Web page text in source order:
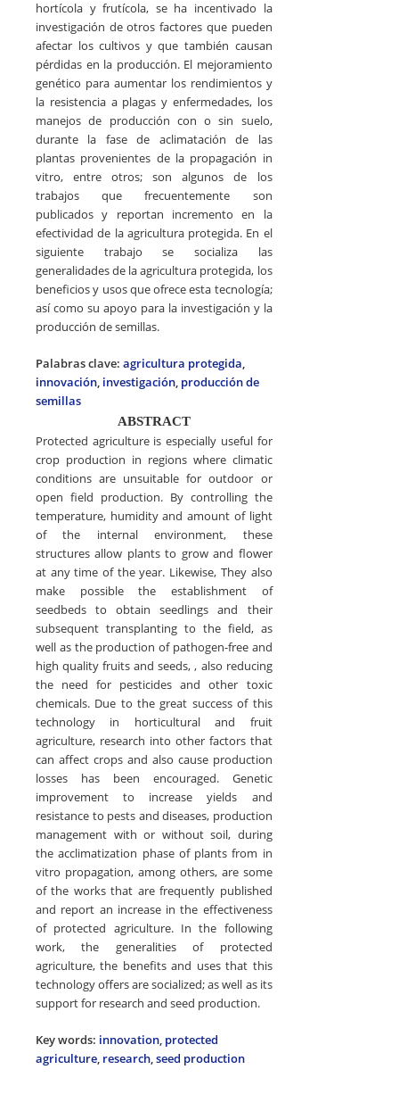
hortícola y frutícola, se ha incentivado la
investigación de otros factores que pueden
afectar los cultivos y que también causan
pérdidas en la producción. El mejoramiento
genético para aumentar los rendimientos y
la resistencia a plagas y enfermedades, los
manejos de producción con o sin suelo,
durante la fase de aclimatación de las
plantas provenientes de la propagación in
vitro, entre otros; son algunos de los
trabajos que frecuentemente son
publicados y reportan incremento en la
efectividad de la agricultura protegida. En el
siguiente trabajo se socializa las
generalidades de la agricultura protegida, los
beneficios y usos que ofrece esta tecnología;
así como su apoyo para la investigación y la
producción de semillas.
Palabras clave: agricultura protegida,
innovación, investigación, producción de
semillas
ABSTRACT
Protected agriculture is especially useful for
crop production in regions where climatic
conditions are unsuitable for outdoor or
open field production. By controlling the
temperature, humidity and amount of light
of the internal environment, these
structures allow plants to grow and flower
at any time of the year. Likewise, They also
make possible the establishment of
seedbeds to obtain seedlings and their
subsequent transplanting to the field, as
well as the production of pathogen-free and
high quality fruits and seeds, , also reducing
the need for pesticides and other toxic
chemicals. Due to the great success of this
technology in horticultural and fruit
agriculture, research into other factors that
can affect crops and also cause production
losses has been encouraged. Genetic
improvement to increase yields and
resistance to pests and diseases, production
management with or without soil, during
the acclimatization phase of plants from in
vitro propagation, among others, are some
of the works that are frequently published
and report an increase in the effectiveness
of protected agriculture. In the following
work, the generalities of protected
agriculture, the benefits and uses that this
technology offers are socialized; as well as its
support for research and seed production.
Key words: innovation, protected
agriculture, research,seed production